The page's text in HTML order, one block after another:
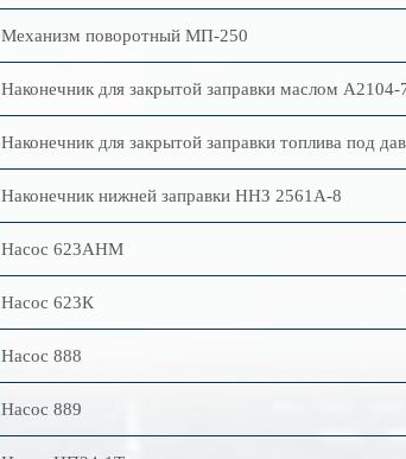
Механизм поворотный МП-250
Наконечник для закрытой заправки маслом
Наконечник для закрытой заправки топлива под
Наконечник нижней заправки ННЗ 2561А-8
Насос 623АНМ
Насос 623К
Насос 888
Насос 889